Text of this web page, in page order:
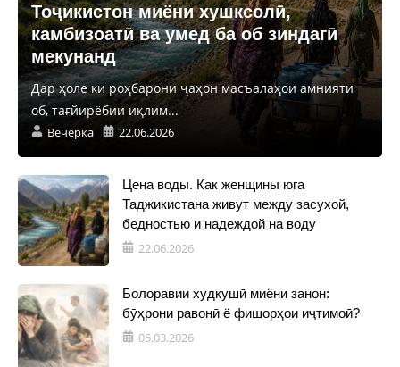
Тоҷикистон миёни хушксолӣ,
камбизоатӣ ва умед ба об зиндагӣ
мекунанд
Дар ҳоле ки роҳбарони ҷаҳон масъалаҳои амнияти
об, тағйирёбии иқлим...
Вечерка 22.06.2026
Цена воды. Как женщины юга
Таджикистана живут между засухой,
бедностью и надеждой на воду
22.06.2026
Болоравии худкушӣ миёни занон:
бӯҳрони равонӣ ё фишорҳои иҷтимоӣ?
05.03.2026